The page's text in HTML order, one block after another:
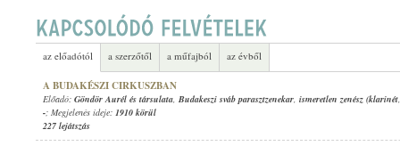
BUDAKESZI SVÁB PARASZTZENEKAR
az előadótól a szerzőtől a műfajból az évből
A BUDAKÉSZI CIRKUSZBAN
Előadó: Göndör Aurél és társulata, Budakeszi sváb parasztzenekar, ismeretlen zenész (klarinét
-; Megjelenés ideje: 1910 körül
227 lejátszás